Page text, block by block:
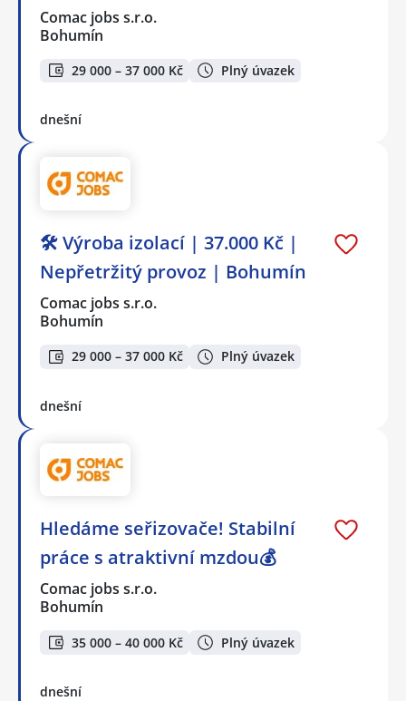
Comac jobs s.r.o.
Bohumín
29 000 – 37 000 Kč Plný úvazek
dnešní
🛠️ Výroba izolací | 37.000 Kč |
Nepřetržitý provoz | Bohumín
Comac jobs s.r.o.
Bohumín
29 000 – 37 000 Kč Plný úvazek
dnešní
Hledáme seřizovače! Stabilní
práce s atraktivní mzdou💰
Comac jobs s.r.o.
Bohumín
35 000 – 40 000 Kč Plný úvazek
dnešní